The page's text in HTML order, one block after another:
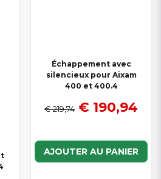
Échappement avec
silencieux pour Aixam
400 et 400.4
€ 219,74 € 190,94
AJOUTER AU PANIER